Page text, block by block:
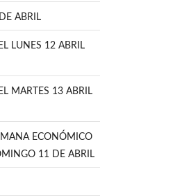
ABRIL
LUNES 12 ABRIL
MARTES 13 ABRIL
ECONÓMICO
11 DE ABRIL